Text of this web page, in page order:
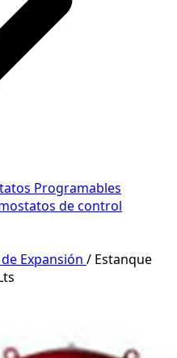
Programables
de control
Expansión / Estanque